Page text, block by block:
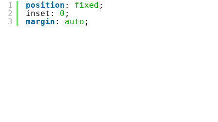
1
2
3
position : fixed ;
inset: 0 ;
margin : auto ;